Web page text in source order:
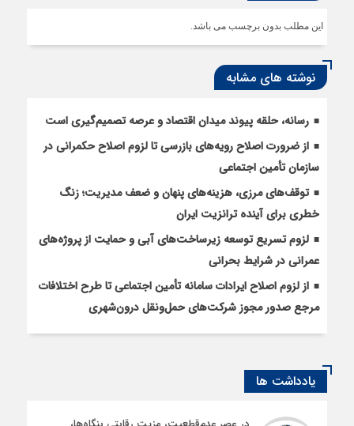
این مطلب بدون برچسب می باشد.
نوشته های مشابه
رسانه، حلقه پیوند میدان اقتصاد و عرصه تصمیم‌گیری است
از ضرورت اصلاح رویه‌های بازرسی تا لزوم اصلاح حکمرانی در
سازمان تأمین اجتماعی
توقف‌های مرزی، هزینه‌های پنهان و ضعف مدیریت؛ زنگ
خطری برای آینده ترانزیت ایران
لزوم تسریع توسعه زیرساخت‌های آبی و حمایت از پروژه‌های
عمرانی در شرایط بحرانی
از لزوم اصلاح ایرادات سامانه تأمین اجتماعی تا طرح اختلافات
مرجع صدور مجوز شرکت‌های حمل‌ونقل درون‌شهری
یادداشت ها